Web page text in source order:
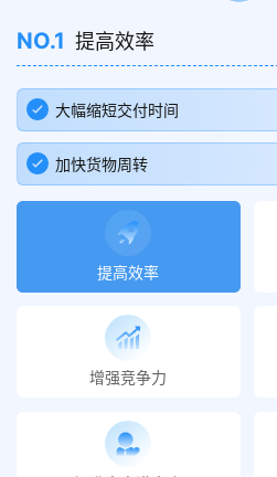
NO.1 提高效率
大幅缩短交付时间
加快货物周转
提高效率
增强竞争力